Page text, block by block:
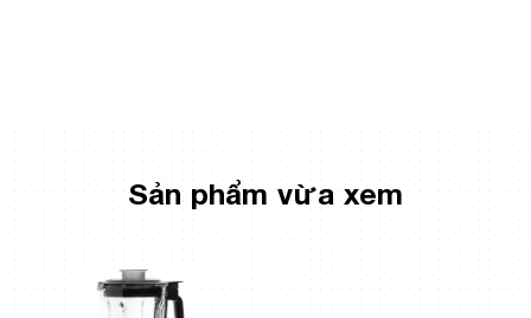
Sản phẩm vừa xem